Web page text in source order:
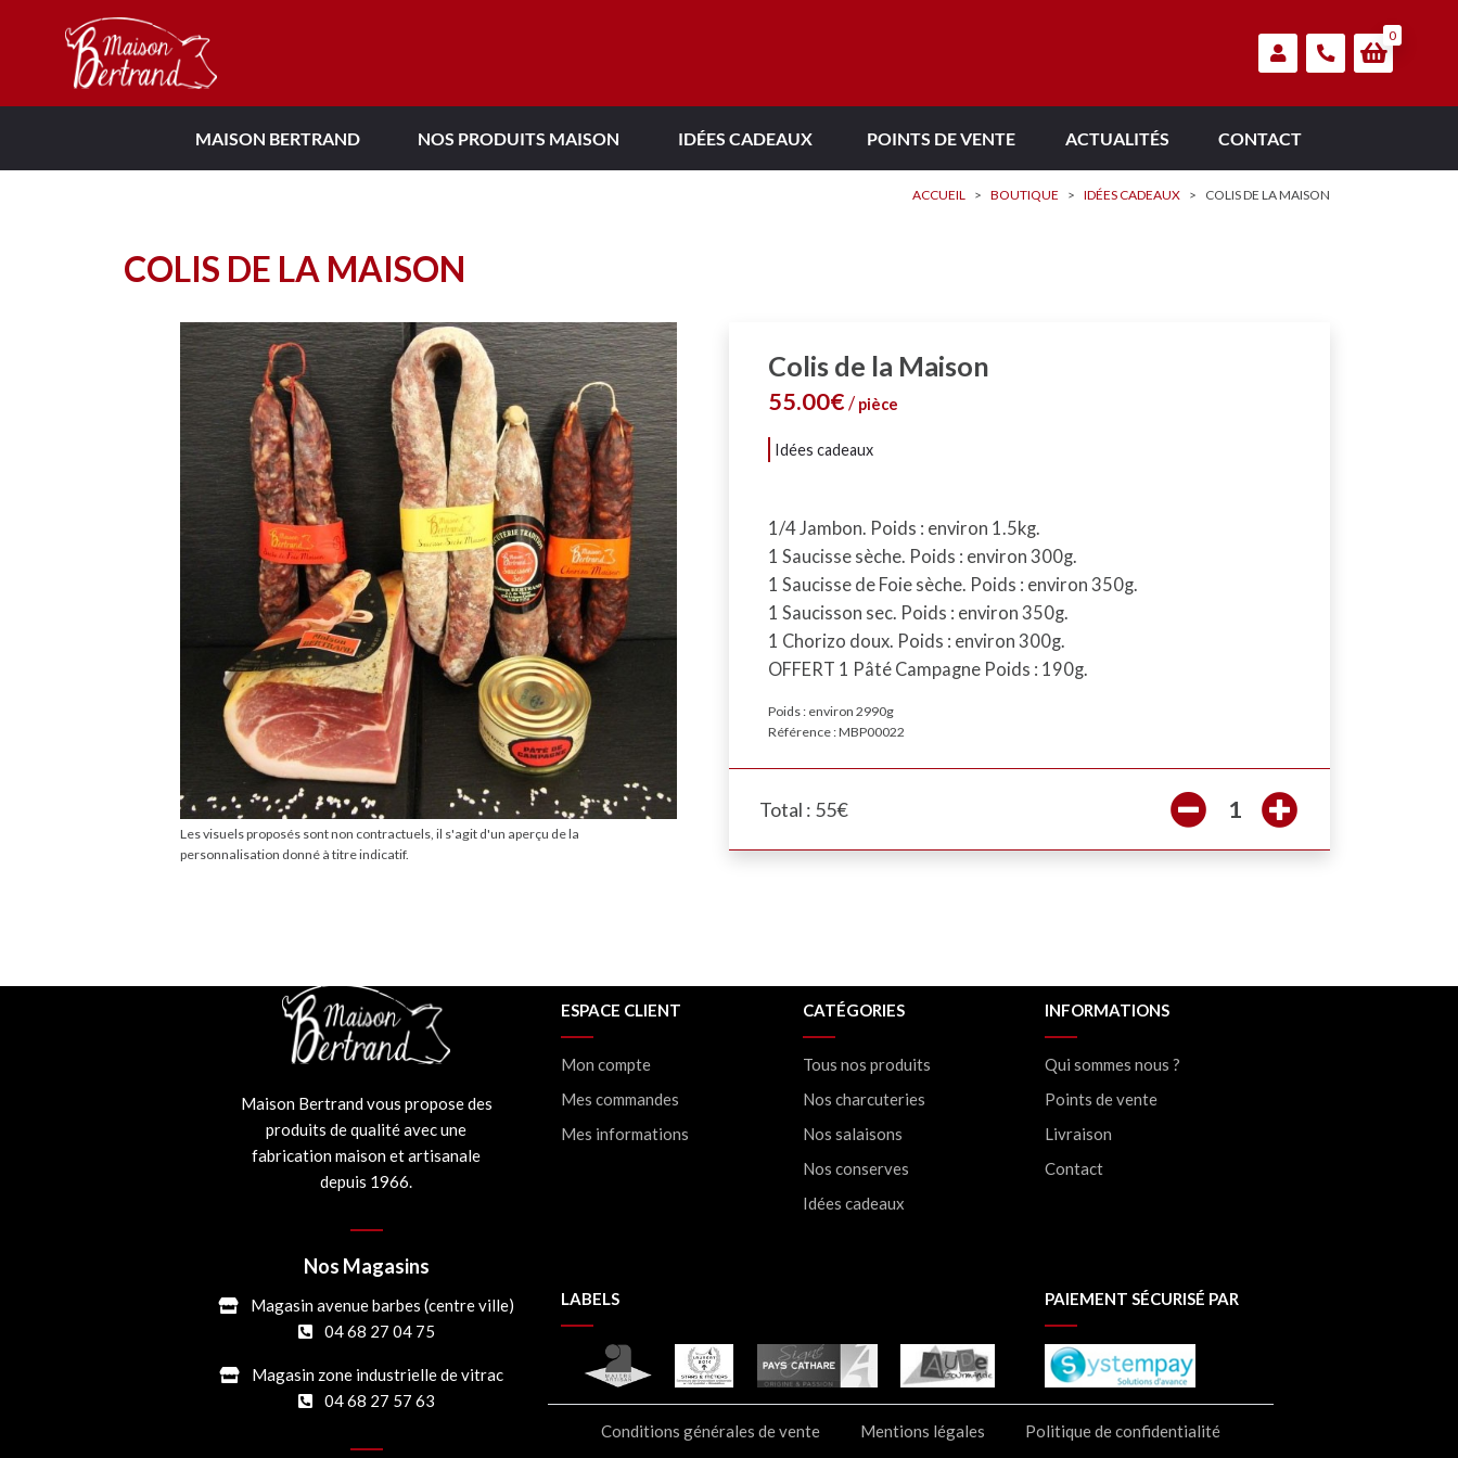
0
MAISON BERTRAND NOS PRODUITS MAISON IDÉES CADEAUX POINTS DE VENTE ACTUALITÉS CONTACT
ACCUEIL > BOUTIQUE > IDÉES CADEAUX > COLIS DE LA MAISON
COLIS DE LA MAISON
Les visuels proposés sont non contractuels, il s'agit d'un aperçu de la
personnalisation donné à titre indicatif.
Colis de la Maison
55.00€ / pièce
idées cadeaux
1/4 Jambon. Poids : environ 1.5kg.
1 Saucisse sèche. Poids : environ 300g.
1 Saucisse de Foie sèche. Poids : environ 350g.
1 Saucisson sec. Poids : environ 350g.
1 Chorizo doux. Poids : environ 300g.
OFFERT 1 Pâté Campagne Poids : 190g.
Poids : environ 2990g
Référence : MBP00022
Total : 55€ 1
Maison Bertrand vous propose des
produits de qualité avec une
fabrication maison et artisanale
depuis 1966.
Nos Magasins
Magasin avenue barbes (centre ville)
04 68 27 04 75
Magasin zone industrielle de vitrac
04 68 27 57 63
ESPACE CLIENT
Mon compte
Mes commandes
Mes informations
CATÉGORIES
Tous nos produits
Nos charcuteries
Nos salaisons
Nos conserves
Idées cadeaux
INFORMATIONS
Qui sommes nous ?
Points de vente
Livraison
Contact
LABELS PAIEMENT SÉCURISÉ PAR
Conditions générales de vente Mentions légales
Politique de confidentialité